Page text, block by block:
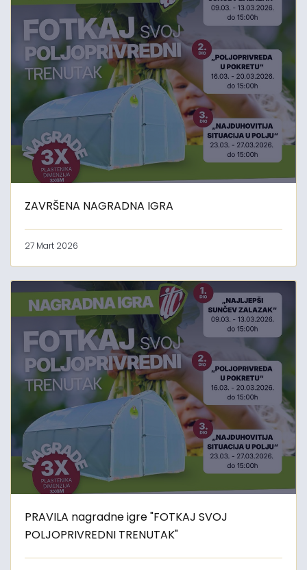
ZAVRŠENA NAGRADNA IGRA
27 Mart 2026
PRAVILA nagradne igre "FOTKAJ SVOJ
POLJOPRIVREDNI TRENUTAK"